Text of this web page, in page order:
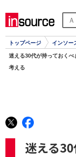
トップページ インソー
迷える30代が持っておく
考える
迷える